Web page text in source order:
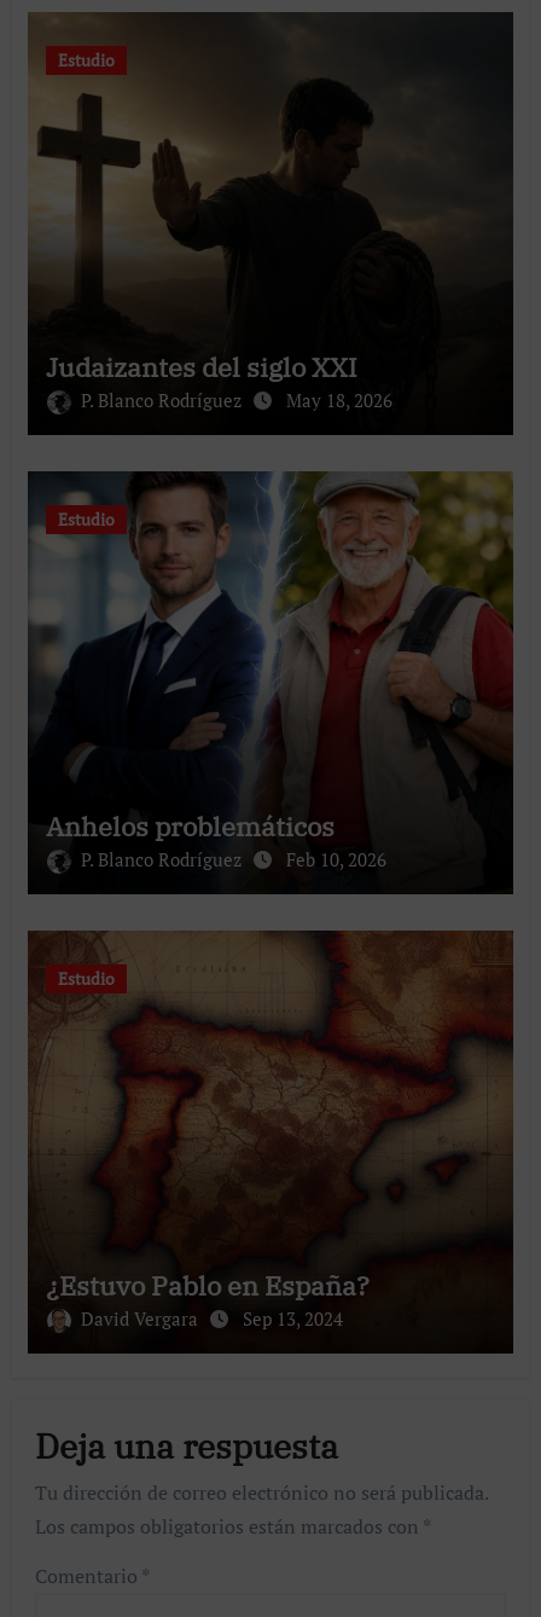
Estudio
Judaizantes del siglo XXI
P. Blanco Rodríguez May 18, 2026
Estudio
Anhelos problemáticos
P. Blanco Rodríguez Feb 10, 2026
Estudio
¿Estuvo Pablo en España?
David Vergara Sep 13, 2024
Deja una respuesta
Tu dirección de correo electrónico no será publicada.
Los campos obligatorios están marcados con *
Comentario *